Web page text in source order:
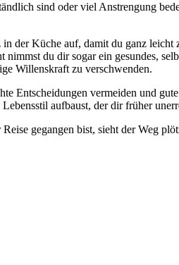
sind oder viel Anstrengung
der Küche auf, damit du ganz
du dir sogar ein gesundes,
Willenskraft zu verschwenden.
Entscheidungen vermeiden und
aufbaust, der dir früher
gegangen bist, sieht der Weg